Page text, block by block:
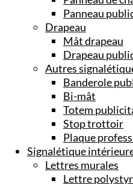
Panneau
Drapeau
Mât drapeau
Drapeau
Autres
Banderole
Bi-mât
Totem
Stop trottoir
Plaque
Signalétique
Lettres murales
Lettre